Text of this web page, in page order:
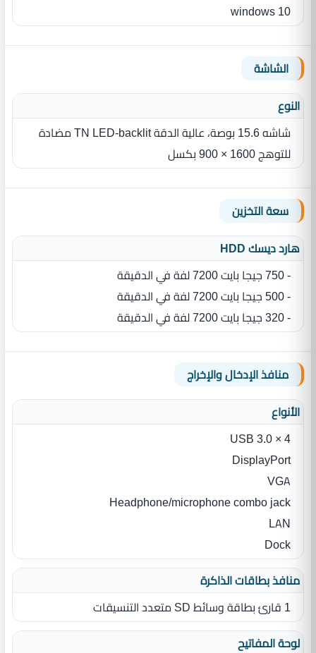
windows 10
الشاشة
النوع
شاشه ‏15.6 بوصة، عالية الدقة TN LED-backlit مضادة
للتوهج 1600 × 900 بكسل
سعة التخزين
هارد ديسك HDD
- 750 جيجا بايت 7200 لفة في الدقيقة
- 500 جيجا بايت 7200 لفة في الدقيقة
- 320 جيجا بايت 7200 لفة في الدقيقة
منافذ الإدخال والإخراج
الأنواع
4 × USB 3.0
DisplayPort
VGA
Headphone/microphone combo jack
LAN
Dock
منافذ بطاقات الذاكرة
1 قارئ بطاقة وسائط SD متعدد التنسيقات
لوحة المفاتيح